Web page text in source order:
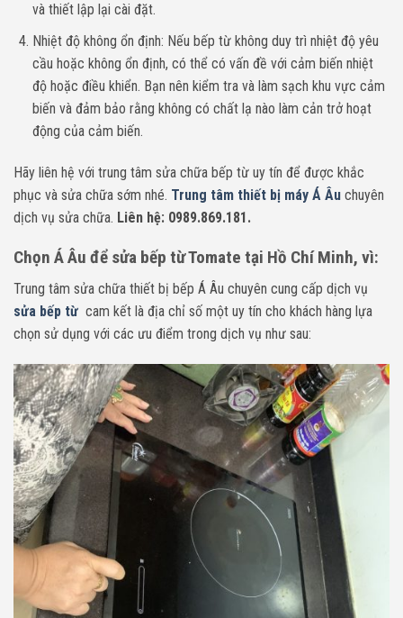
và thiết lập lại cài đặt.
Nhiệt độ không ổn định: Nếu bếp từ không duy trì nhiệt độ yêu
cầu hoặc không ổn định, có thể có vấn đề với cảm biến nhiệt
độ hoặc điều khiển. Bạn nên kiểm tra và làm sạch khu vực cảm
biến và đảm bảo rằng không có chất lạ nào làm cản trở hoạt
động của cảm biến.
Hãy liên hệ với trung tâm sửa chữa bếp từ uy tín để được khắc
phục và sửa chữa sớm nhé. Trung tâm thiết bị máy Á Âu chuyên
dịch vụ sửa chữa. Liên hệ: 0989.869.181.
Chọn Á Âu để sửa bếp từ Tomate tại Hồ Chí Minh, vì:
Trung tâm sửa chữa thiết bị bếp Á Âu chuyên cung cấp dịch vụ
sửa bếp từ cam kết là địa chỉ số một uy tín cho khách hàng lựa
chọn sử dụng với các ưu điểm trong dịch vụ như sau: